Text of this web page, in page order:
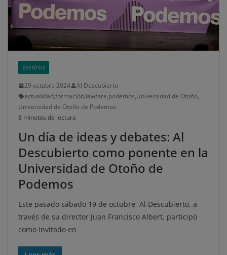
EVENTOS
29 octubre 2024
Al Descubierto
actualidad,formación,lawfare,podemos,Universidad de Otoño,
Universidad de Otoño de Podemos
8 minutos de lectura
Un día de ideas y debates: Al
Descubierto como ponente en la
Universidad de Otoño de
Podemos
Este pasado sábado 19 de octubre, Al Descubierto, a
través de su director Juan Francisco Albert, participó
como invitado en